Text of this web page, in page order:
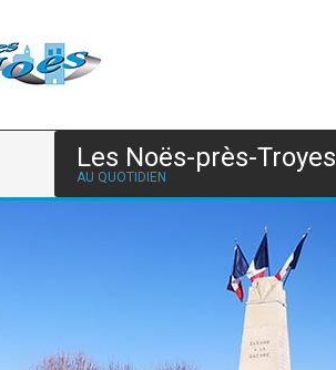
Les Noës-près-Troyes
AU QUOTIDIEN